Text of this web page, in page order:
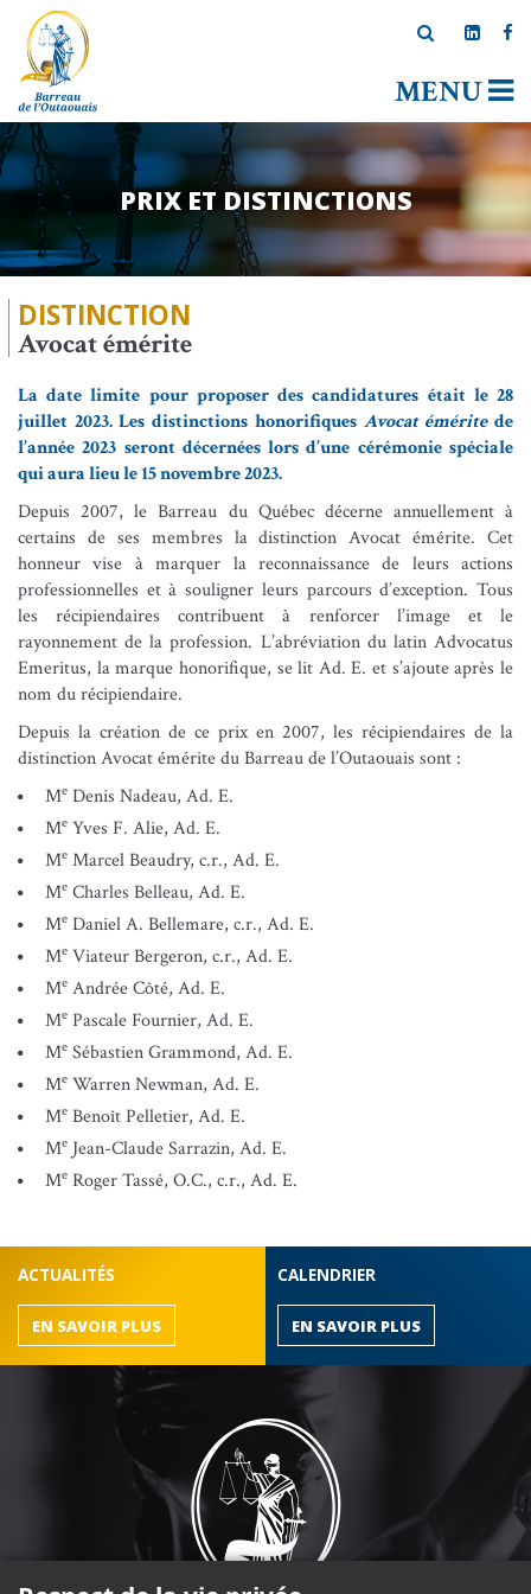
MENU
PRIX ET DISTINCTIONS
DISTINCTION
Avocat émérite
La date limite pour proposer des candidatures était le 28
juillet 2023. Les distinctions honorifiques Avocat éméritede
l’année 2023 seront décernées lors d’une cérémonie spéciale
qui aura lieu le 15 novembre 2023.
Depuis 2007, le Barreau du Québec décerne annuellement à
certains de ses membres la distinction Avocat émérite. Cet
honneur vise à marquer la reconnaissance de leurs actions
professionnelles et à souligner leurs parcours d’exception. Tous
les récipiendaires contribuent à renforcer l’image et le
rayonnement de la profession. L’abréviation du latin Advocatus
Emeritus, la marque honorifique, se lit Ad. E. et s’ajoute après le
nom du récipiendaire.
Depuis la création de ce prix en 2007, les récipiendaires de la
distinction Avocat émérite du Barreau de l’Outaouais sont :
Me Denis Nadeau, Ad. E.
Me Yves F. Alie, Ad. E.
Me Marcel Beaudry, c.r., Ad. E.
Me Charles Belleau, Ad. E.
Me Daniel A. Bellemare, c.r., Ad. E.
Me Viateur Bergeron, c.r., Ad. E.
Me Andrée Côté, Ad. E.
Me Pascale Fournier, Ad. E.
Me Sébastien Grammond, Ad. E.
Me Warren Newman, Ad. E.
Me Benoît Pelletier, Ad. E.
Me Jean-Claude Sarrazin, Ad. E.
Me Roger Tassé, O.C., c.r., Ad. E.
ACTUALITÉS
EN SAVOIR PLUS
CALENDRIER
EN SAVOIR PLUS